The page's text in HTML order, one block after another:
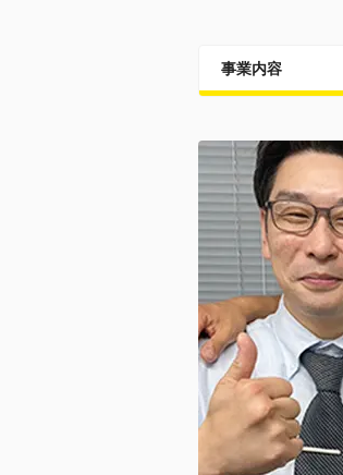
事業内容